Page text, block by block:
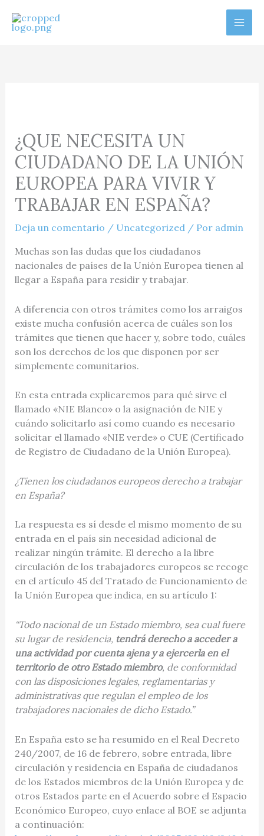
contenido
¿QUE NECESITA UN
CIUDADANO DE LA UNIÓN
EUROPEA PARA VIVIR Y
TRABAJAR EN ESPAÑA?
Deja un comentario / Uncategorized/ Por admin
Muchas son las dudas que los ciudadanos
nacionales de países de la Unión Europea tienen al
llegar a España para residir y trabajar.
A diferencia con otros trámites como los arraigos
existe mucha confusión acerca de cuáles son los
trámites que tienen que hacer y, sobre todo, cuáles
son los derechos de los que disponen por ser
simplemente comunitarios.
En esta entrada explicaremos para qué sirve el
llamado «NIE Blanco» o la asignación de NIE y
cuándo solicitarlo así como cuando es necesario
solicitar el llamado «NIE verde» o CUE (Certificado
de Registro de Ciudadano de la Unión Europea).
¿Tienen los ciudadanos europeos derecho a trabajar
en España?
La respuesta es sí desde el mismo momento de su
entrada en el país sin necesidad adicional de
realizar ningún trámite. El derecho a la libre
circulación de los trabajadores europeos se recoge
en el artículo 45 del Tratado de Funcionamiento de
la Unión Europea que indica, en su artículo 1:
“Todo nacional de un Estado miembro, sea cual fuere
su lugar de residencia, tendrá derecho a acceder a
una actividad por cuenta ajena y a ejercerla en el
territorio de otro Estado miembro, de conformidad
con las disposiciones legales, reglamentarias y
administrativas que regulan el empleo de los
trabajadores nacionales de dicho Estado.”
En España esto se ha resumido en el Real Decreto
240/2007, de 16 de febrero, sobre entrada, libre
circulación y residencia en España de ciudadanos
de los Estados miembros de la Unión Europea y de
otros Estados parte en el Acuerdo sobre el Espacio
Económico Europeo, cuyo enlace al BOE se adjunta
a continuación: